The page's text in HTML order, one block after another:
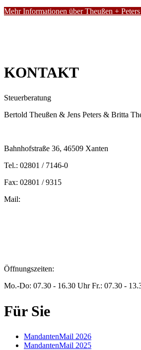
Mehr Informationen über Theußen + Peters
KONTAKT
Steuerberatung
Bertold Theußen & Jens Peters & Britta
Bahnhofstraße 36, 46509 Xanten
Tel.: 02801 / 7146-0
Fax: 02801 / 9315
Mail:
Öffnungszeiten:
Mo.-Do: 07.30 - 16.30 Uhr Fr.: 07.30 -
Für Sie
MandantenMail 2026
MandantenMail 2025